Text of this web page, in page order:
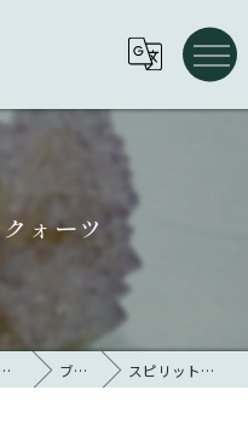
ォーツ
福岡県福岡市のアクセサリーならトライアングル 大名 ブログ スピリットクォーツ